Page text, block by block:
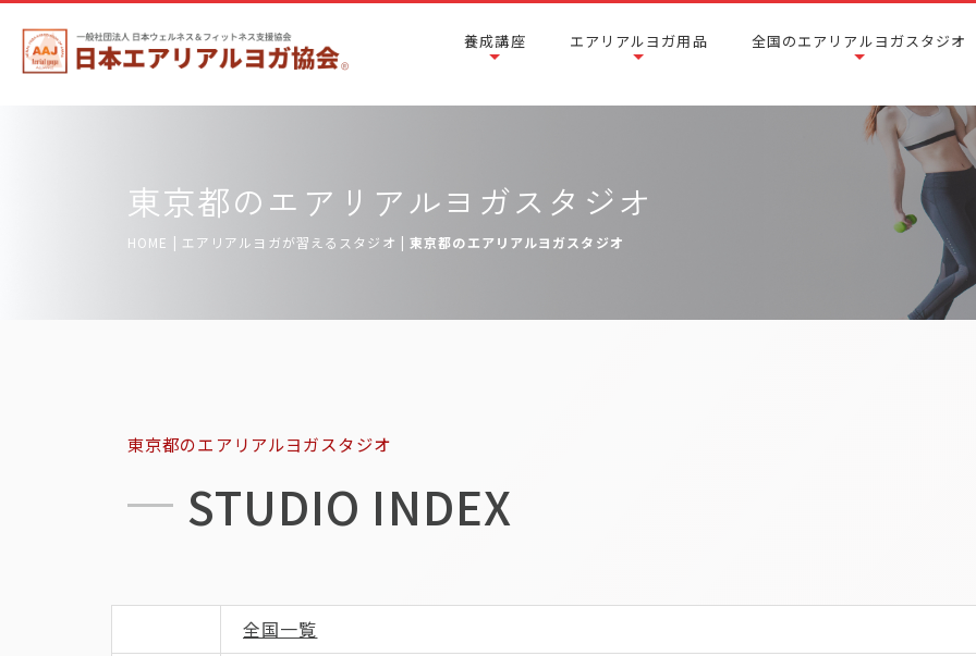
全国のエアリアルヨガスタジオ
エアリアルヨガ用品
養成講座
東京都のエアリアルヨガスタジオ
HOME | エアリアルヨガが習えるスタジオ |東京都のエアリアルヨガスタジオ
東京都のエアリアルヨガスタジオ
STUDIO INDEX
全国一覧